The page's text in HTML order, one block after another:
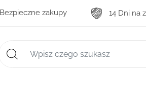
14 Dni na
Bezpieczne zakupy
Zaawansowane wyszukiwanie